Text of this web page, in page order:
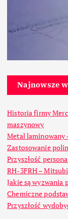
Najnowsze
Historia firmy
maszynowy
Metal laminowany
Zastosowanie
Przyszłość
RH-3FRH –
Jakie są
Chemiczne
Przyszłość